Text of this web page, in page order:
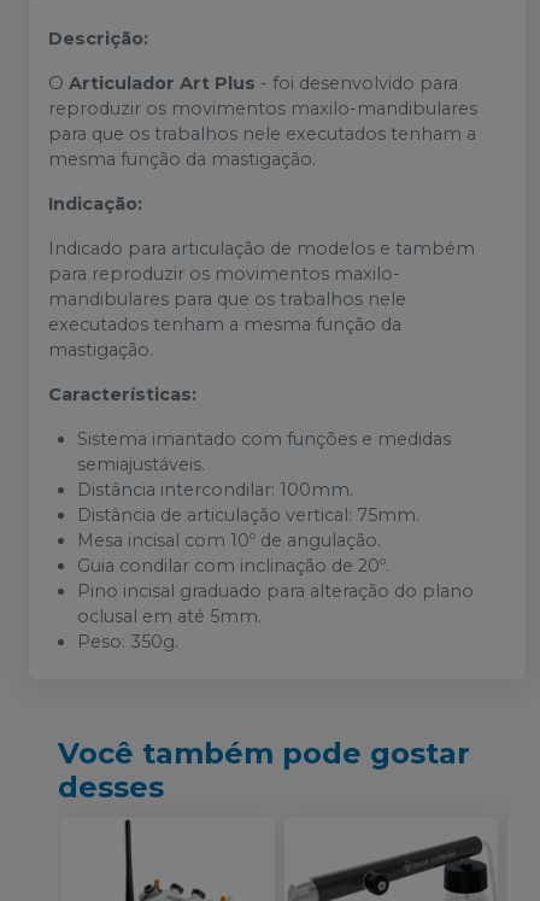
Descrição:
O Articulador Art Plus - foi desenvolvido para
reproduzir os movimentos maxilo-mandibulares
para que os trabalhos nele executados tenham a
mesma função da mastigação.
Indicação:
Indicado para articulação de modelos e também
para reproduzir os movimentos maxilo-
mandibulares para que os trabalhos nele
executados tenham a mesma função da
mastigação.
Características:
Sistema imantado com funções e medidas
semiajustáveis.
Distância intercondilar: 100mm.
Distância de articulação vertical: 75mm.
Mesa incisal com 10º de angulação.
Guia condilar com inclinação de 20º.
Pino incisal graduado para alteração do plano
oclusal em até 5mm.
Peso: 350g.
Você também pode gostar
desses